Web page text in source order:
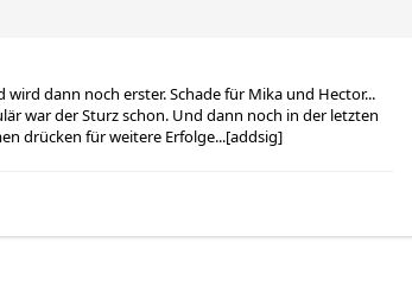
dann noch erster. Schade für Mika und Hector...
war der Sturz schon. Und dann noch in der letzten
drücken für weitere Erfolge...[addsig]